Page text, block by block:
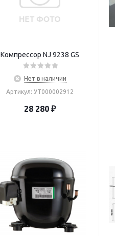
Компрессор NJ 9238 GS
Нет в наличии
Артикул: УТ000002912
28 280 ₽